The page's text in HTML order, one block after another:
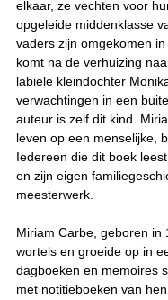
elkaar, ze vechten voor
opgeleide middenklasse
vaders zijn omgekomen
komt na de verhuizing
labiele kleindochter
verwachtingen in een
auteur is zelf dit kind.
leven op een menselijke,
Iedereen die dit boek
en zijn eigen
meesterwerk.
Miriam Carbe, geboren in
wortels en groeide op in
dagboeken en memoires
met notitieboeken van